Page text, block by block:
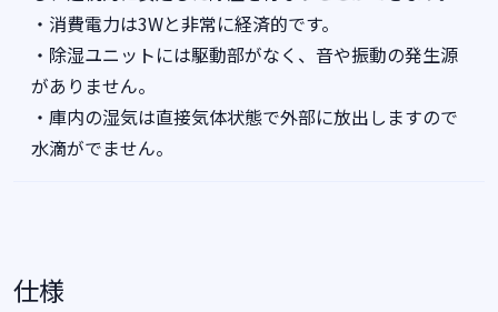
・消費電力は3Wと非常に経済的です。
・除湿ユニットには駆動部がなく、音や振動の発生源
がありません。
・庫内の湿気は直接気体状態で外部に放出しますので
水滴がでません。
仕様